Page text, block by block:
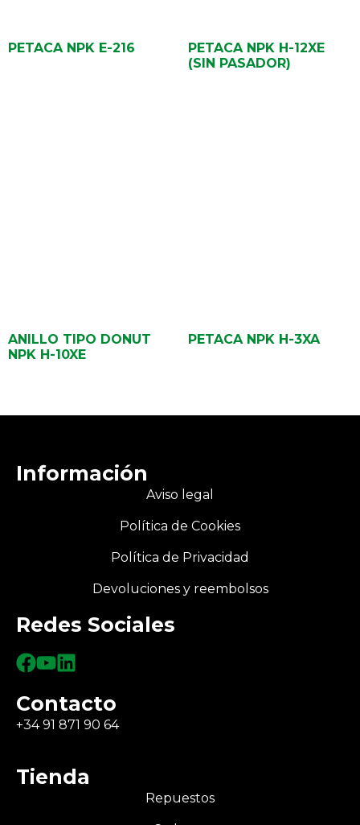
PETACA NPK E-216
PETACA NPK H-12XE
(SIN PASADOR)
ANILLO TIPO DONUT
NPK H-10XE
PETACA NPK H-3XA
Información
Aviso legal
Política de Cookies
Política de Privacidad
Devoluciones y reembolsos
Redes Sociales
Contacto
+34 91 871 90 64
Tienda
Repuestos